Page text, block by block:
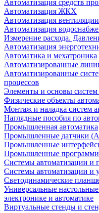
Автоматизация средств
Автоматизация ЖКХ
Автоматизация
Автоматизация
Измерение расхода.
Автоматизация
Автоматика и мехатроника
Автоматизированные
Автоматизированные
процессов
Элементы и основы систем
Физические объекты
Монтаж и наладка систем
Наглядные пособия по
Промышленная автоматика
Промышленные датчики
Промышленные
Промышленные
Системы автоматизации и
Системы автоматизации и
Светодинамические
Универсальные
электронике и автоматике
Виртуальные стенды и